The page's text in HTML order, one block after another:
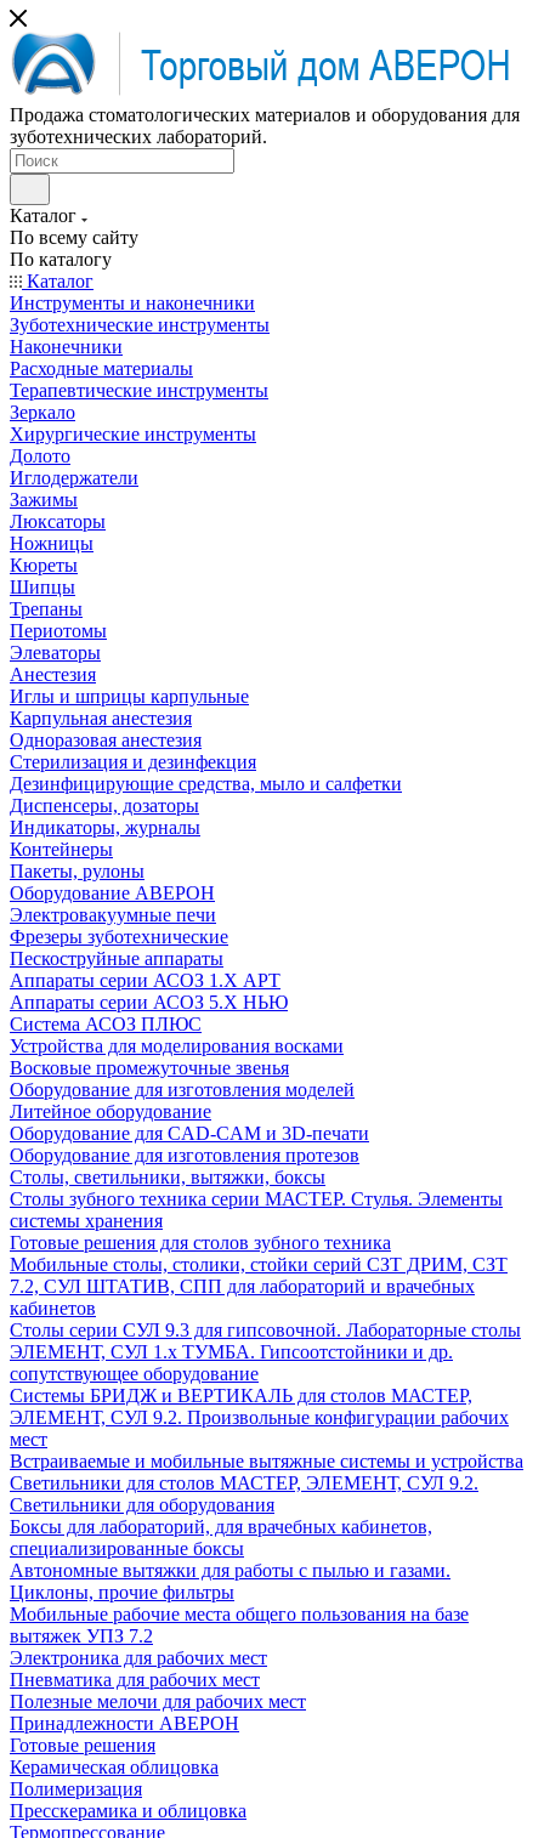
Продажа стоматологических материалов и оборудования для
зуботехнических лабораторий.
Каталог
По всему сайту
По каталогу
Каталог
Инструменты и наконечники
Зуботехнические инструменты
Наконечники
Расходные материалы
Терапевтические инструменты
Зеркало
Хирургические инструменты
Долото
Иглодержатели
Зажимы
Люксаторы
Ножницы
Кюреты
Шипцы
Трепаны
Периотомы
Элеваторы
Анестезия
Иглы и шприцы карпульные
Карпульная анестезия
Одноразовая анестезия
Стерилизация и дезинфекция
Дезинфицирующие средства, мыло и салфетки
Диспенсеры, дозаторы
Индикаторы, журналы
Контейнеры
Пакеты, рулоны
Оборудование АВЕРОН
Электровакуумные печи
Фрезеры зуботехнические
Пескоструйные аппараты
Аппараты серии АСОЗ 1.Х АРТ
Аппараты серии АСОЗ 5.Х НЬЮ
Система АСОЗ ПЛЮС
Устройства для моделирования восками
Восковые промежуточные звенья
Оборудование для изготовления моделей
Литейное оборудование
Оборудование для CAD-CAM и 3D-печати
Оборудование для изготовления протезов
Cтолы, светильники, вытяжки, боксы
Столы зубного техника серии МАСТЕР. Стулья. Элементы
системы хранения
Готовые решения для столов зубного техника
Мобильные столы, столики, стойки серий СЗТ ДРИМ, СЗТ
7.2, СУЛ ШТАТИВ, СПП для лабораторий и врачебных
кабинетов
Столы серии СУЛ 9.3 для гипсовочной. Лабораторные столы
ЭЛЕМЕНТ, СУЛ 1.х ТУМБА. Гипсоотстойники и др.
сопутствующее оборудование
Системы БРИДЖ и ВЕРТИКАЛЬ для столов МАСТЕР,
ЭЛЕМЕНТ, СУЛ 9.2. Произвольные конфигурации рабочих
мест
Встраиваемые и мобильные вытяжные системы и устройства
Светильники для столов МАСТЕР, ЭЛЕМЕНТ, СУЛ 9.2.
Светильники для оборудования
Боксы для лабораторий, для врачебных кабинетов,
специализированные боксы
Автономные вытяжки для работы с пылью и газами.
Циклоны, прочие фильтры
Мобильные рабочие места общего пользования на базе
вытяжек УПЗ 7.2
Электроника для рабочих мест
Пневматика для рабочих мест
Полезные мелочи для рабочих мест
Принадлежности АВЕРОН
Готовые решения
Керамическая облицовка
Полимеризация
Пресскерамика и облицовка
Термопрессование